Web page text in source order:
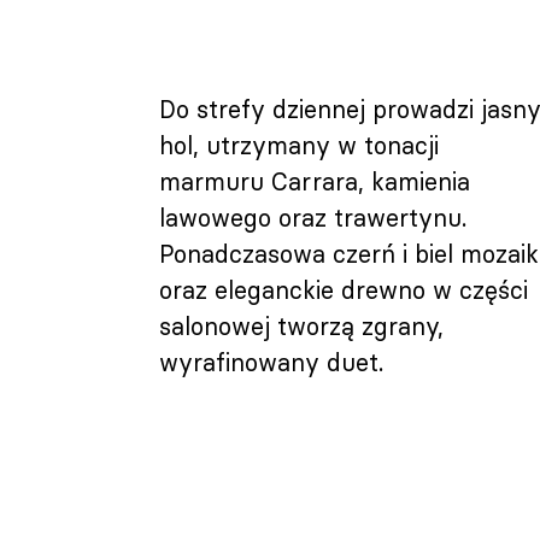
Do strefy dziennej prowadzi jasny
hol, utrzymany w tonacji
marmuru Carrara, kamienia
lawowego oraz trawertynu.
Ponadczasowa czerń i biel
oraz eleganckie drewno w części
salonowej tworzą zgrany,
wyrafinowany duet.